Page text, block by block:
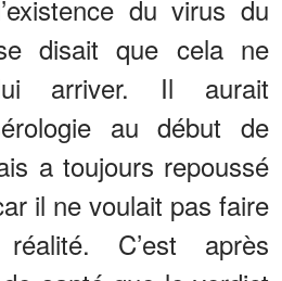
du virus du
disait que cela ne
arriver. Il aurait
au début de
a toujours repoussé
il ne voulait pas faire
C’est après